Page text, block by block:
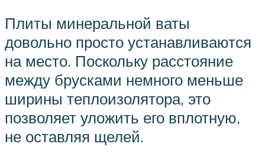
Плиты минеральной ваты
довольно просто устанавливаются
на место. Поскольку расстояние
между брусками немного меньше
ширины теплоизолятора, это
позволяет уложить его вплотную,
не оставляя щелей.